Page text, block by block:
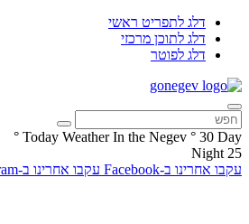
דלג לתפריט ראשי
דלג לתוכן מרכזי
דלג לפוטר
Today Weather In the Negev ° 30 Day
°
25
Night
עקבו אחרינו ב-Facebook
עקבו אחרינו ב-Instagram